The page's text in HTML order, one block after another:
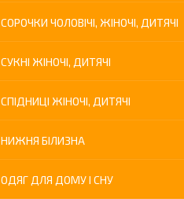
СОРОЧКИ ЧОЛОВІЧІ, ЖІНОЧІ, ДИТЯЧІ
СУКНІ ЖІНОЧІ, ДИТЯЧІ
СПІДНИЦІ ЖІНОЧІ, ДИТЯЧІ
НИЖНЯ БІЛИЗНА
ОДЯГ ДЛЯ ДОМУ І СНУ